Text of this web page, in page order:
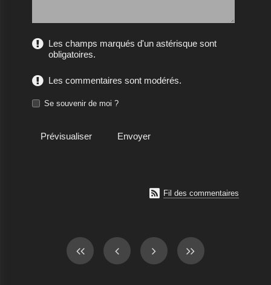
Les champs marqués d'un astérisque sont
obligatoires.
Les commentaires sont modérés.
Se souvenir de moi ?
 Fil des commentaires